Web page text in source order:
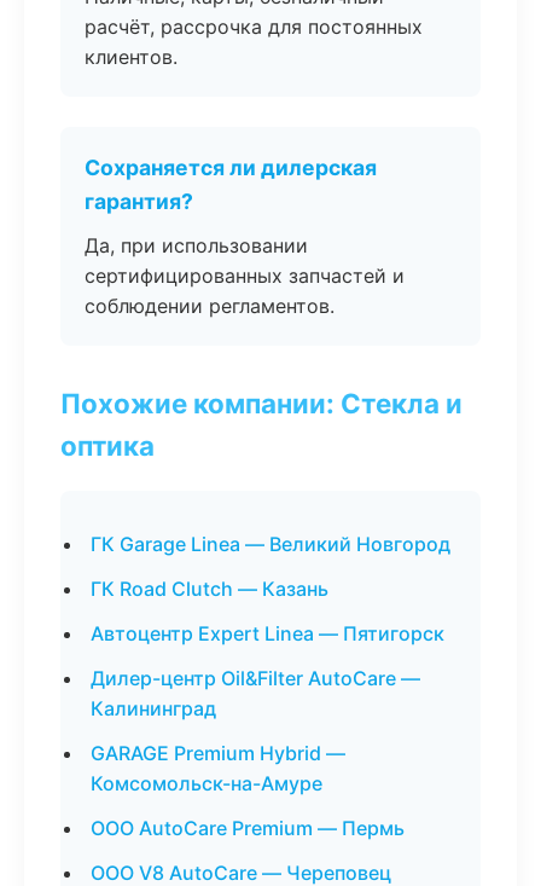
расчёт, рассрочка для постоянных
клиентов.
Сохраняется ли дилерская
гарантия?
Да, при использовании
сертифицированных запчастей и
соблюдении регламентов.
Похожие компании: Стекла и
оптика
ГК Garage Linea — Великий Новгород
ГК Road Clutch — Казань
Автоцентр Expert Linea — Пятигорск
Дилер-центр Oil&Filter AutoCare —
Калининград
GARAGE Premium Hybrid —
Комсомольск-на-Амуре
ООО AutoCare Premium — Пермь
ООО V8 AutoCare — Череповец